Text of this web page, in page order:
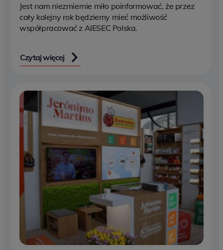
Jest nam niezmiernie miło poinformować, że przez
cały kolejny rok będziemy mieć możliwość
współpracować z AIESEC Polska.
Czytaj więcej